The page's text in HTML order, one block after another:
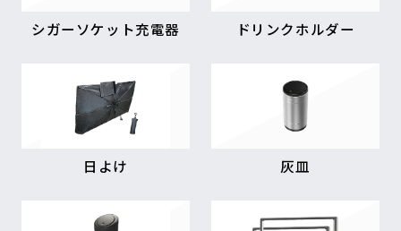
シガーソケット充電器 ドリンクホルダー
日よけ 灰皿